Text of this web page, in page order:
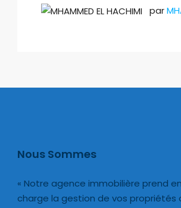
par
Nous Sommes
« Notre agence immobilière prend en
charge la gestion de vos propriétés